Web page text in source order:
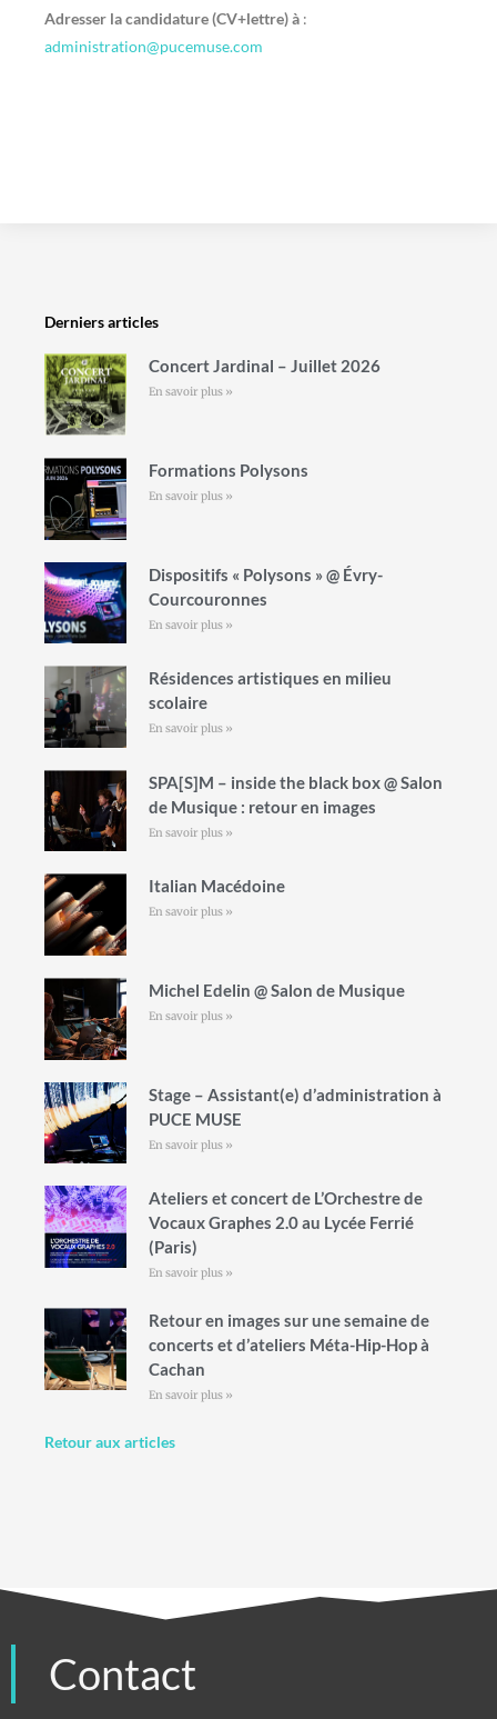
Adresser la candidature (CV+lettre) à :
administration@pucemuse.com
Derniers articles
Concert Jardinal – Juillet 2026
En savoir plus »
Formations Polysons
En savoir plus »
Dispositifs « Polysons » @ Évry-
Courcouronnes
En savoir plus »
Résidences artistiques en milieu
scolaire
En savoir plus »
SPA[S]M – inside the black box @ Salon
de Musique : retour en images
En savoir plus »
Italian Macédoine
En savoir plus »
Michel Edelin @ Salon de Musique
En savoir plus »
Stage – Assistant(e) d’administration à
PUCE MUSE
En savoir plus »
Ateliers et concert de L’Orchestre de
Vocaux Graphes 2.0 au Lycée Ferrié
(Paris)
En savoir plus »
Retour en images sur une semaine de
concerts et d’ateliers Méta-Hip-Hop à
Cachan
En savoir plus »
Retour aux articles
Contact